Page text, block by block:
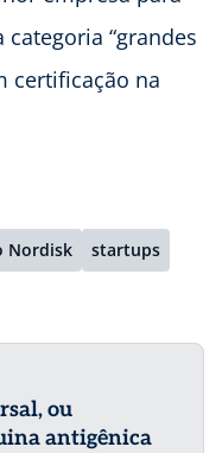
“grandes
certificação na
Nordisk
startups
ou
antigênica